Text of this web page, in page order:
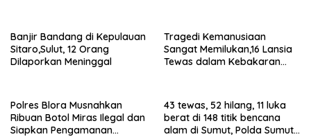
Banjir Bandang di Kepulauan
Sitaro,Sulut, 12 Orang
Dilaporkan Meninggal
Tragedi Kemanusiaan
Sangat Memilukan,16 Lansia
Tewas dalam Kebakaran
Polres Blora Musnahkan
Ribuan Botol Miras Ilegal dan
Siapkan Pengamanan
43 tewas, 52 hilang, 11 luka
berat di 148 titik bencana
alam di Sumut, Polda Sumut